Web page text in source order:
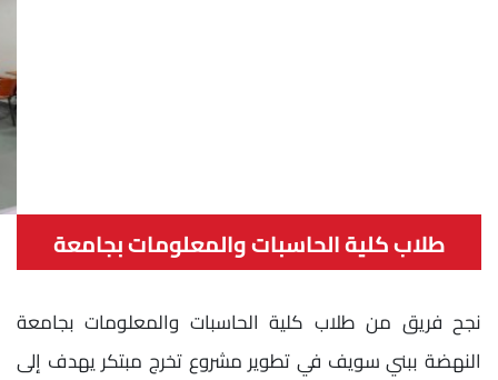
طلاب كلية الحاسبات والمعلومات بجامعة
النهضة ببني سويف
نجح فريق من طلاب كلية الحاسبات والمعلومات بجامعة
النهضة ببني سويف في تطوير مشروع تخرج مبتكر يهدف إلى